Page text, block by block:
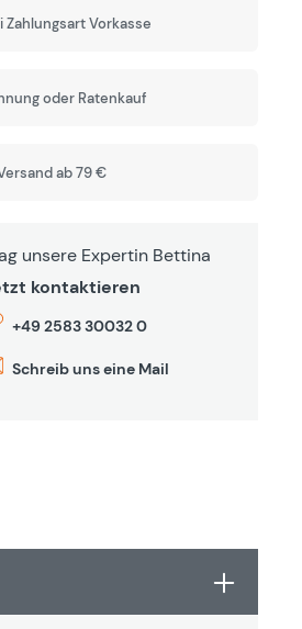
Zahlungsart Vorkasse
oder Ratenkauf
ab 79 €
unsere Expertin Bettina
kontaktieren
+49 2583 30032 0
Schreib uns eine Mail